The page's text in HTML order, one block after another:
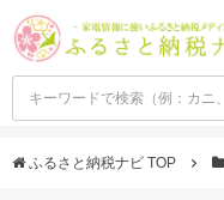
ふるさと納税ナビ TOP